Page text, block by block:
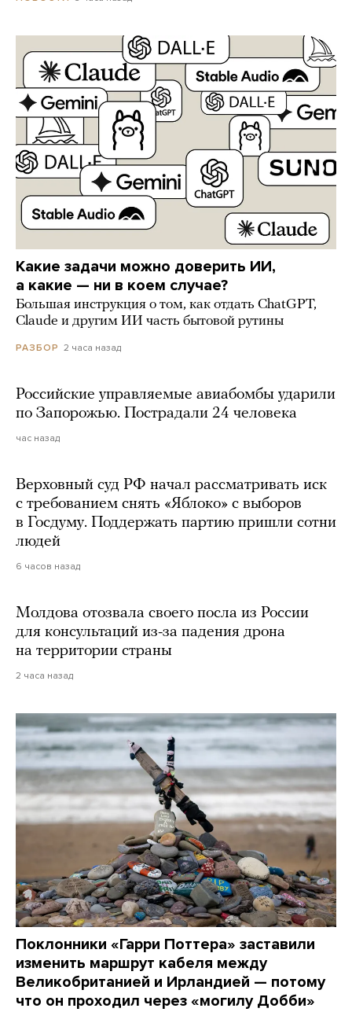
Какие задачи можно доверить ИИ,
а какие — ни в коем случае?
Большая инструкция о том, как отдать ChatGPT,
Claude и другим ИИ часть бытовой рутины
РАЗБОР 2 часа назад
Российские управляемые авиабомбы ударили
по Запорожью. Пострадали 24 человека
час назад
Верховный суд РФ начал рассматривать иск
с требованием снять «Яблоко» с выборов
в Госдуму. Поддержать партию пришли сотни
людей
6 часов назад
Молдова отозвала своего посла из России
для консультаций из-за падения дрона
на территории страны
2 часа назад
Поклонники «Гарри Поттера» заставили
изменить маршрут кабеля между
Великобританией и Ирландией — потому
что он проходил через «могилу Добби»